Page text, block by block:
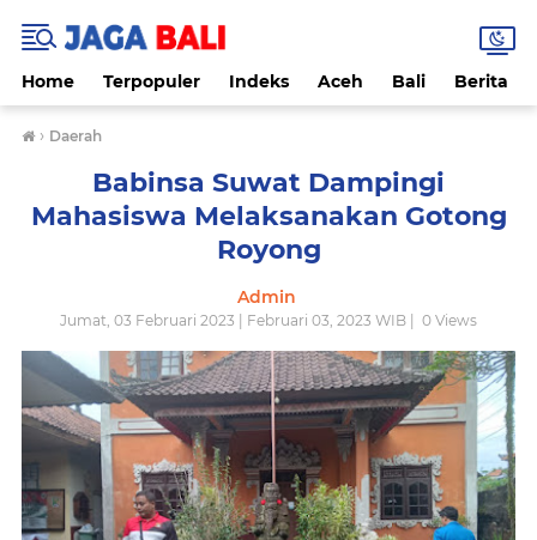
Home Terpopuler Indeks Aceh Bali Berita
› Daerah
Babinsa Suwat Dampingi
Mahasiswa Melaksanakan Gotong
Royong
Admin
Jumat, 03 Februari 2023 | Februari 03, 2023 WIB | 0 Views